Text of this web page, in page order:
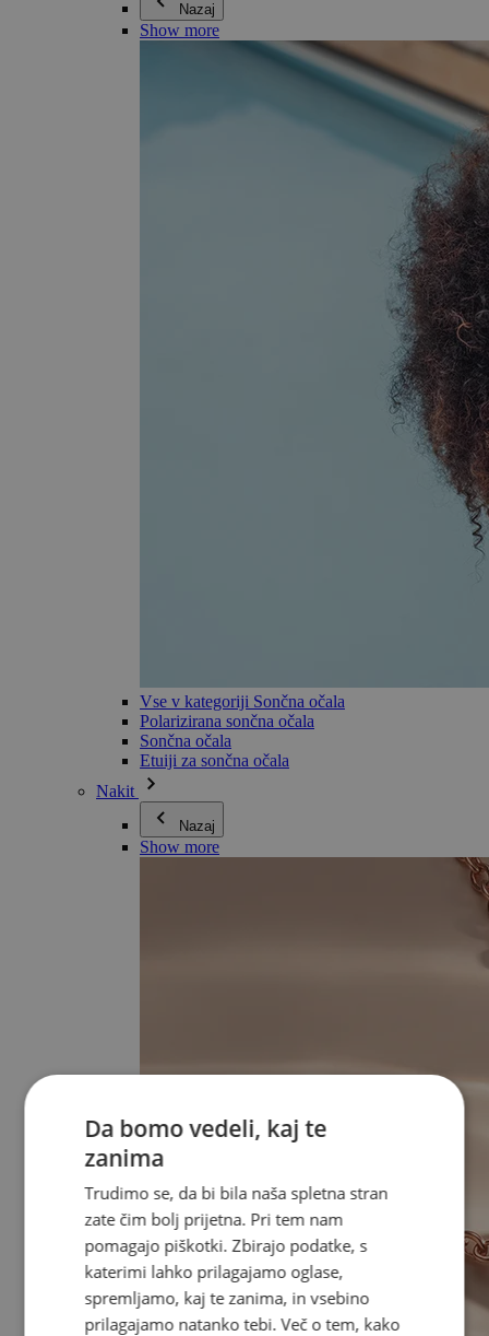
Nazaj
Show more
Vse v kategoriji Sončna očala
Polarizirana sončna očala
Sončna očala
Etuiji za sončna očala
Nakit
Nazaj
Show more
Da bomo vedeli, kaj te
zanima
Trudimo se, da bi bila naša spletna stran
zate čim bolj prijetna. Pri tem nam
pomagajo piškotki. Zbirajo podatke, s
katerimi lahko prilagajamo oglase,
spremljamo, kaj te zanima, in vsebino
prilagajamo natanko tebi. Več o tem, kako